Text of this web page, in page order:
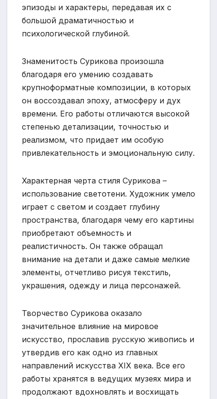
эпизоды и характеры, передавая их с
большой драматичностью и
психологической глубиной.
Знаменитость Сурикова произошла
благодаря его умению создавать
крупноформатные композиции, в которых
он воссоздавал эпоху, атмосферу и дух
времени. Его работы отличаются высокой
степенью детализации, точностью и
реализмом, что придает им особую
привлекательность и эмоциональную силу.
Характерная черта стиля Сурикова –
использование светотени. Художник умело
играет с светом и создает глубину
пространства, благодаря чему его картины
приобретают объемность и
реалистичность. Он также обращал
внимание на детали и даже самые мелкие
элементы, отчетливо рисуя текстиль,
украшения, одежду и лица персонажей.
Творчество Сурикова оказало
значительное влияние на мировое
искусство, прославив русскую живопись и
утвердив его как одно из главных
направлений искусства XIX века. Все его
работы хранятся в ведущих музеях мира и
продолжают вдохновлять и восхищать